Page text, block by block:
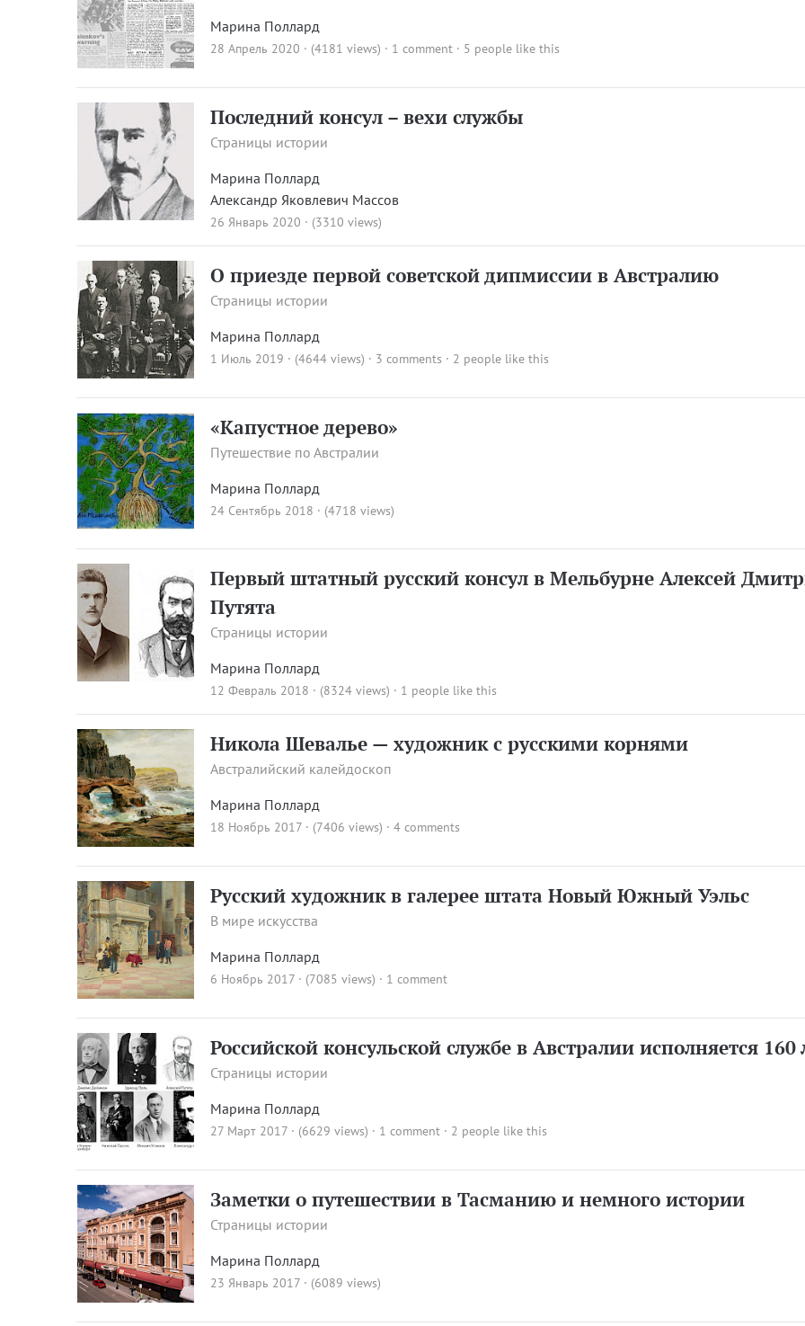
Марина Поллард
28 Апрель 2020 · (4181 views) · 1 comment · 5 people like this
Последний консул – вехи службы
Страницы истории
Марина Поллард
Александр Яковлевич Массов
26 Январь 2020 · (3310 views)
О приезде первой советской дипмиссии в Австралию
Страницы истории
Марина Поллард
1 Июль 2019 · (4644 views) · 3 comments · 2 people like this
«Капустное дерево»
Путешествие по Австралии
Марина Поллард
24 Сентябрь 2018 · (4718 views)
Первый штатный русский консул в Мельбурне Алексей
Путята
Страницы истории
Марина Поллард
12 Февраль 2018 · (8324 views) · 1 people like this
Никола Шевалье — художник с русскими корнями
Австралийский калейдоскоп
Марина Поллард
18 Ноябрь 2017 · (7406 views) ·4 comments
Русский художник в галерее штата Новый Южный Уэльс
В мире искусства
Марина Поллард
6 Ноябрь 2017 · (7085 views) · 1 comment
Российской консульской службе в Австралии исполняется 160
Страницы истории
Марина Поллард
27 Март 2017 · (6629 views) · 1 comment · 2 people like this
Заметки о путешествии в Тасманию и немного истории
Страницы истории
Марина Поллард
23 Январь 2017 · (6089 views)